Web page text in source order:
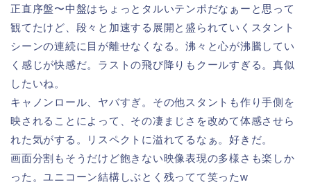
正直序盤〜中盤はちょっとタルいテンポだなぁーと思って
観てたけど、段々と加速する展開と盛られていくスタント
シーンの連続に目が離せなくなる。沸々と心が沸騰してい
く感じが快感だ。ラストの飛び降りもクールすぎる。真似
したいね。
キャノンロール、ヤバすぎ。その他スタントも作り手側を
映されることによって、その凄まじさを改めて体感させら
れた気がする。リスペクトに溢れてるなぁ。好きだ。
画面分割もそうだけど飽きない映像表現の多様さも楽しか
った。ユニコーン結構しぶとく残ってて笑ったw